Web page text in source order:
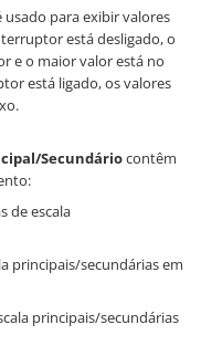
usado para exibir valores
está desligado, o
e o maior valor está no
está ligado, os valores
Secundáriocontêm
de escala
principais/secundárias em
principais/secundárias